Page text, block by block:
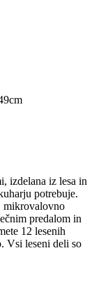
izdelana iz lesa in
potrebuje.
mikrovalovno
predalom in
12 lesenih
Vsi leseni deli so